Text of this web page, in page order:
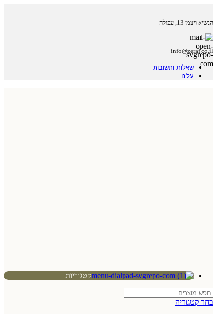
הנשיא ויצמן 13, עפולה
info@zeraf.co.il
שאלות ותשובות
עלינו
קטגוריות
בחר קטגוריה